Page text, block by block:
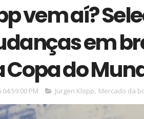
vem aí?
em
do
PM Jürgen Klopp, Mercado da